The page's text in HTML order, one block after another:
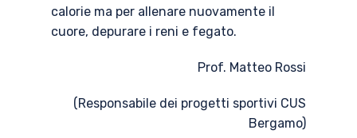
calorie ma per allenare nuovamente il
cuore, depurare i reni e fegato.
Prof. Matteo Rossi
(Responsabile dei progetti sportivi CUS
Bergamo)